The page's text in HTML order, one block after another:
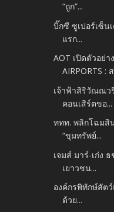
“ถูก”...
บิ๊กซี ซูเปอร์เซ็น
แรก...
AOT เปิดตัวอย่
AIRPORTS :
เจ้าฟ้าสิริวัณณว
คอนเสิร์ตขอ...
ททท. พลิกโฉมสิ
“ขุมทรัพย์...
เจมส์ มาร์-เก่ง
เยาวชน...
องค์กรพิทักษ์สัต
ด้วย...